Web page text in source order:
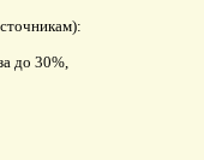
до 30%,